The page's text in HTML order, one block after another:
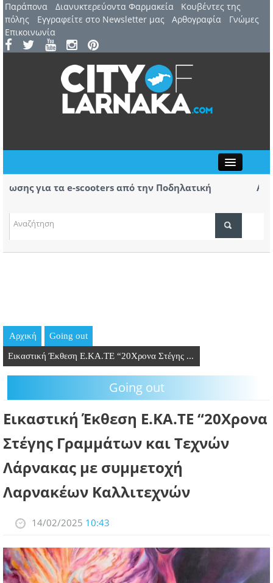
Παράπονα Διανυκτερεύοντα Φαρμακεία
Kουβέντες της
πόλης
Εγγραφείτε στο Newsletter μας Αρθογραφία
Γνώμες
Επικοινωνία
ΤΟΠΙΚΑ ΝΕΑ
ΘΕΣΕΙΣ ΕΡΓΑΣΙΑΣ
PODCAST
ΣΥΝΔΕΣΜΟΙ
ΠΕΡΙΣΣΟΤΕΡΑ
για τα e-scooters από την Ποδηλατική
Αερ.
Αρχική Going out
Εικαστική Έκθεση Ε.ΚΑ.ΤΕ “20Χρονα Στέγης ...
Going out
Εικαστική Έκθεση Ε.ΚΑ.ΤΕ “20Χρονα
Στέγης Γραμμάτων και Τεχνών
Λάρνακας με συμμετοχή
Λαρνακέων Καλλιτεχνών
14/02/2025 10:43